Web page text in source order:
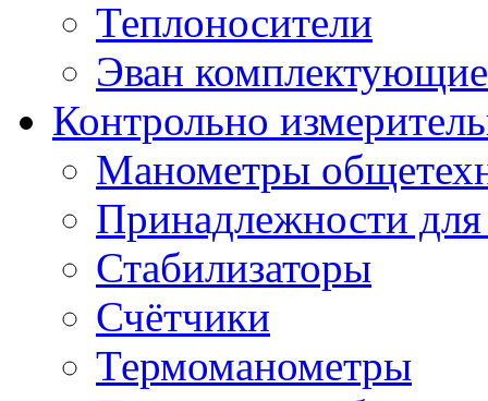
Теплоносители
Эван комплектующие
Контрольно
Манометры
Принадлежности
Стабилизаторы
Счётчики
Термоманометры